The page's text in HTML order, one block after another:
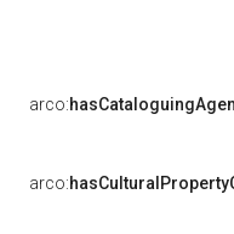
arco:
arco: